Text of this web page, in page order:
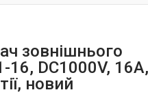
зовнішнього
DC1000V,
новий